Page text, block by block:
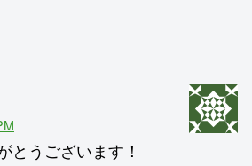
とうございます！